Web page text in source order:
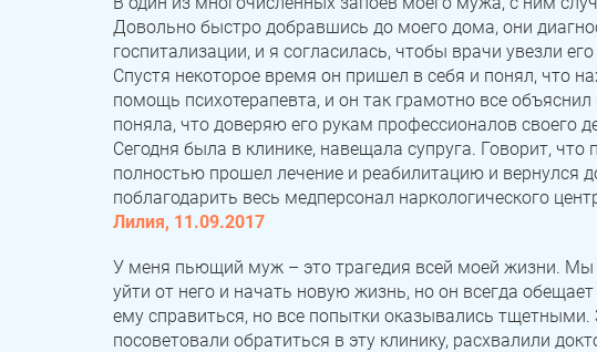
Довольно быстро добравшись до моего дома, они
госпитализации, и я согласилась, чтобы врачи увезли
Спустя некоторое время он пришел в себя и понял, что
помощь психотерапевта, и он так грамотно все
поняла, что доверяю его рукам профессионалов своего
Сегодня была в клинике, навещала супруга. Говорит,
полностью прошел лечение и реабилитацию и вернулся
поблагодарить весь медперсонал наркологического
Лилия, 11.09.2017
У меня пьющий муж – это трагедия всей моей жизни. Мы
уйти от него и начать новую жизнь, но он всегда
ему справиться, но все попытки оказывались
посоветовали обратиться в эту клинику, расхвалили
Сим